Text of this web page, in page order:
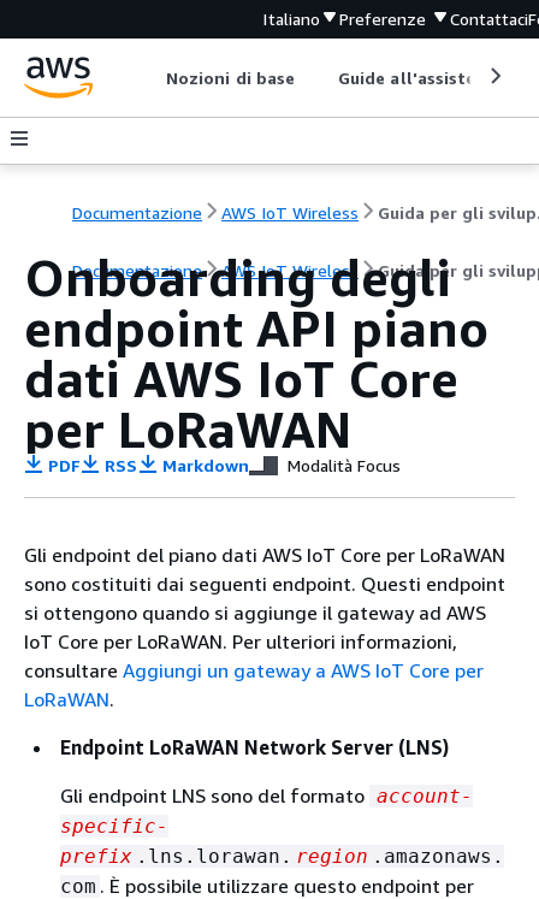
Italiano Preferenze Contattaci
Nozioni di base Guide all'assistenza
Documentazione AWS IoT Wireless
Documentazione AWS IoT Wireless Guida per gli
Onboarding degli
endpoint API piano
dati AWS IoT Core
per LoRaWAN
PDF RSS Markdown Modalità Focus
Gli endpoint del piano dati AWS IoT Core per LoRaWAN
sono costituiti dai seguenti endpoint. Questi endpoint
si ottengono quando si aggiunge il gateway ad AWS
IoT Core per LoRaWAN. Per ulteriori informazioni,
consultare Aggiungi un gateway a AWS IoT Core per
LoRaWAN.
Endpoint LoRaWAN Network Server (LNS)
Gli endpoint LNS sono del formato account-
specific-
prefix .lns.lorawan. region .amazonaws.
com . È possibile utilizzare questo endpoint per